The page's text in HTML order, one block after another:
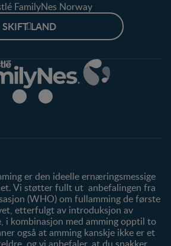
FamilyNes Norway
SKIFT LAND
Våre merker
er den ideelle ernæringsmessige
Vi støtter fullt ut anbefalingen fra
(WHO) om fullamming de første
etterfulgt av introduksjon av
i kombinasjon med amming opptil to
også at amming kanskje ikke er et